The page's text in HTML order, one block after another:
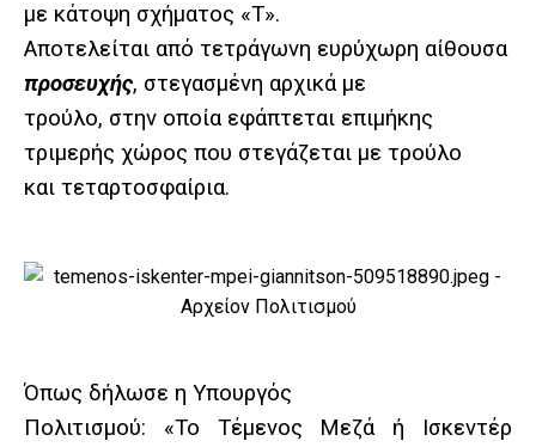
με κάτοψη σχήματος «Τ».
Αποτελείται από τετράγωνη ευρύχωρη αίθουσα
προσευχής, στεγασμένη αρχικά με
τρούλο, στην οποία εφάπτεται επιμήκης
τριμερής χώρος που στεγάζεται με τρούλο
και τεταρτοσφαίρια.
Όπως δήλωσε η Υπουργός
Πολιτισμού: «Το Τέμενος Μεζά ή Ισκεντέρ